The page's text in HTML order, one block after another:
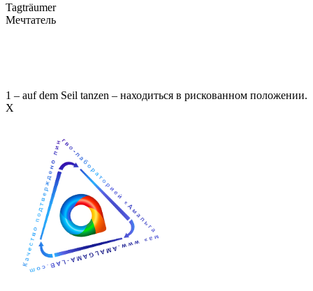
Tagträumer
Мечтатель
1 – auf dem Seil tanzen – находиться в рискованном положении.
Х